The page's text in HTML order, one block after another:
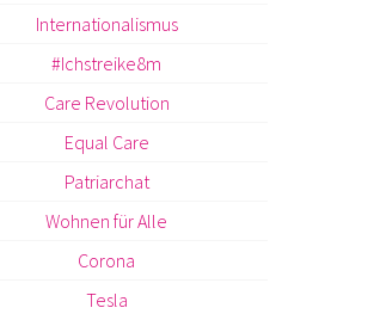
Internationalismus
#Ichstreike8m
Care Revolution
Equal Care
Patriarchat
Wohnen für Alle
Corona
Tesla